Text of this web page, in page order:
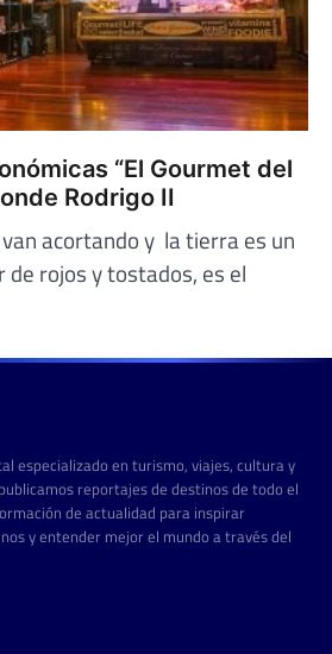
“El Gourmet del
Rodrigo II
acortando y la tierra es un
de rojos y tostados, es el
especializado en turismo, viajes, cultura y
reportajes de destinos de todo el
de actualidad para inspirar
y entender mejor el mundo a través del